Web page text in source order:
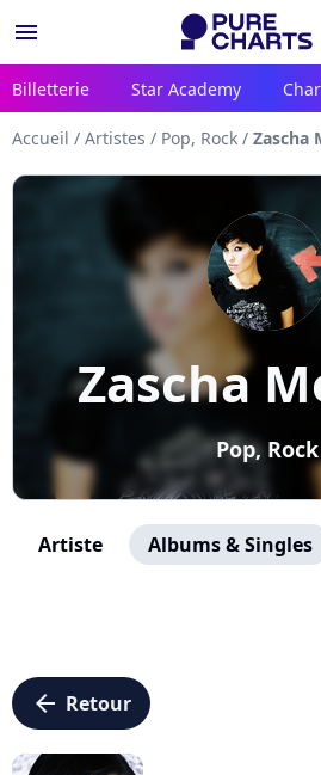
menu
Billetterie Star Academy
Accueil / Artistes / Pop, Rock / Zascha
Zascha
Pop, Rock
Artiste Albums & Singles
arrow_left Retour